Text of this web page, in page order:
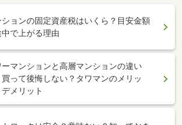
ションの固定資産税はいくら？目安金額
で上がる理由
ーマンションと高層マンションの違い
買って後悔しない？タワマンのメリッ
デメリット